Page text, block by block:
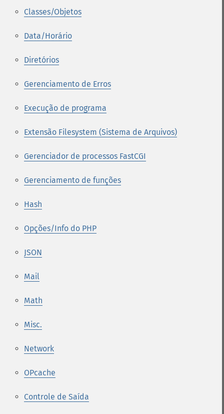
Classes/Objetos
Data/Horário
Diretórios
Gerenciamento de Erros
Execução de programa
Extensão Filesystem (Sistema de Arquivos)
Gerenciador de processos FastCGI
Gerenciamento de funções
Hash
Opções/Info do PHP
JSON
Mail
Math
Misc.
Network
OPcache
Controle de Saída